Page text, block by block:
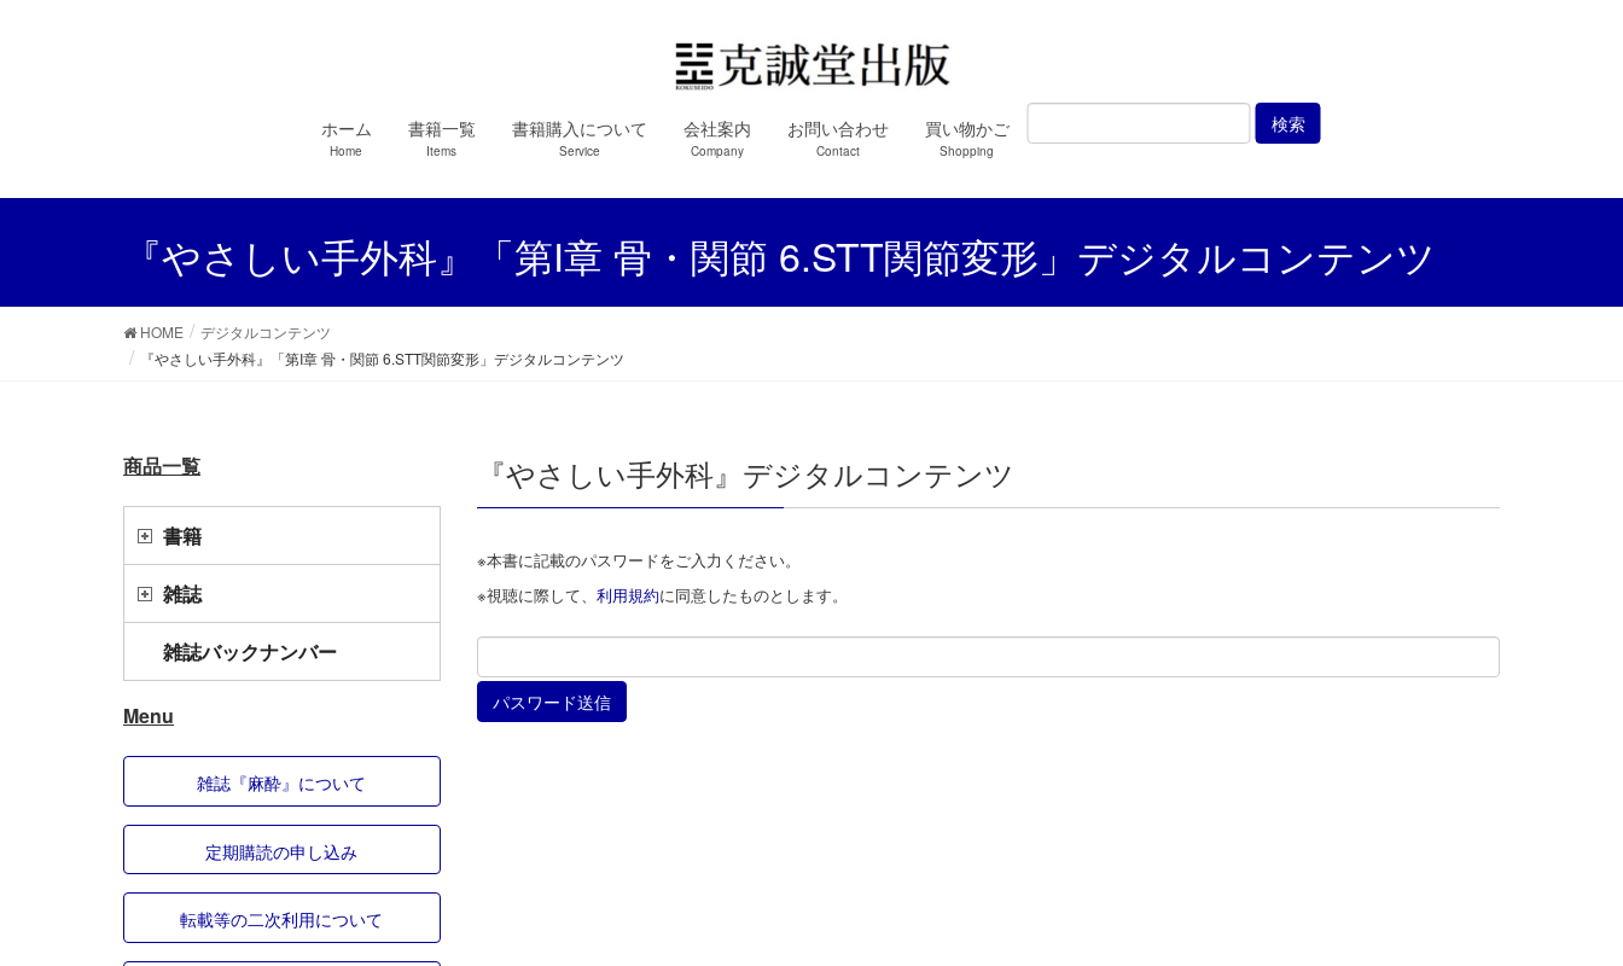
ホーム
Home
書籍一覧
Items
書籍購入について
Service
会社案内
Company
お問い合わせ
Contact
買い物かご
Shopping
『やさしい手外科』「第I章 骨・関節 6.STT関節変形」デジタルコンテンツ
HOME
デジタルコンテンツ
『やさしい手外科』「第I章 骨・関節 6.STT関節変形」デジタルコンテンツ
『やさしい手外科』デジタルコンテンツ
※本書に記載のパスワードをご入力ください。
※視聴に際して、 利用規約に同意したものとします。
商品一覧
書籍
雑誌
雑誌バックナンバー
Menu
雑誌『麻酔』について
定期購読の申し込み
転載等の二次利用について